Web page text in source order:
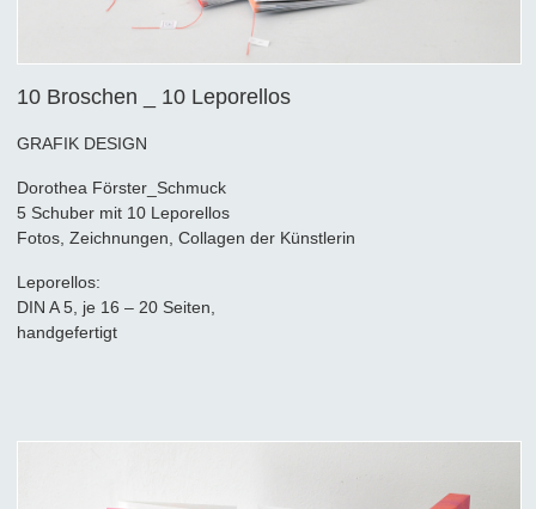
10 Broschen _ 10 Leporellos
GRAFIK DESIGN
Dorothea Förster_Schmuck
5 Schuber mit 10 Leporellos
Fotos, Zeichnungen, Collagen der Künstlerin
Leporellos:
DIN A 5, je 16 – 20 Seiten,
handgefertigt